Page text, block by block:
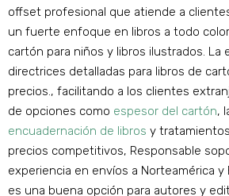
offset profesional que atiende a
un fuerte enfoque en libros a todo
cartón para niños y libros ilustrados. La
directrices detalladas para libros de
precios., facilitando a los clientes
de opciones como espesor del cartón,
encuadernación de libros y
precios competitivos, Responsable
experiencia en envíos a Norteamérica y
es una buena opción para autores y